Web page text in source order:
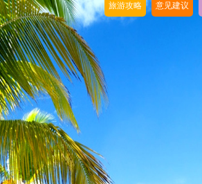
旅游攻略 意见建议